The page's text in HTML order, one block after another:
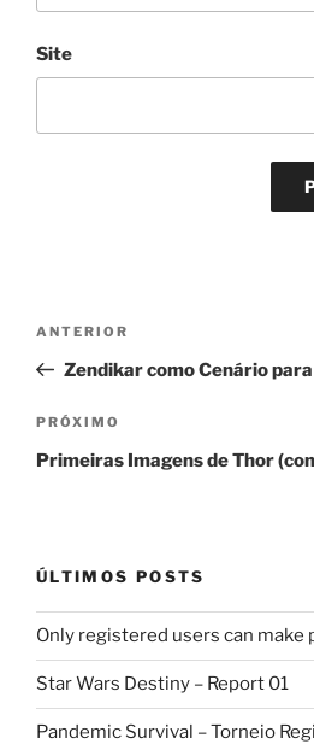
Site
Post
Post
anterior
ANTERIOR
Zendikar como Cenário
Próximo
post
PRÓXIMO
Primeiras Imagens de Thor
ÚLTIMOS POSTS
Only registered users can make
Star Wars Destiny – Report 01
Pandemic Survival – Torneio